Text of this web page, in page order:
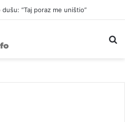
“Taj poraz me uništio”